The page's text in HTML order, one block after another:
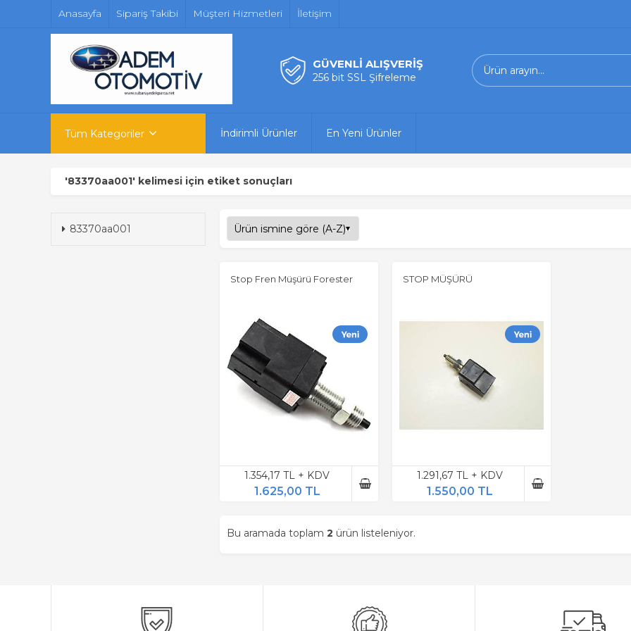
Anasayfa Sipariş Takibi Müşteri Hizmetleri İletişim
GÜVENLİ ALIŞVERİŞ
256 bit SSL Şifreleme
Tüm Kategoriler İndirimli Ürünler En Yeni Ürünler
'83370aa001' kelimesi için etiket sonuçları
83370aa001
Stop Fren Müşürü Forester
1.354,17 TL + KDV
1.625,00 TL
STOP MÜŞÜRÜ
1.291,67 TL + KDV
1.550,00 TL
Bu aramada toplam 2 ürün listeleniyor.